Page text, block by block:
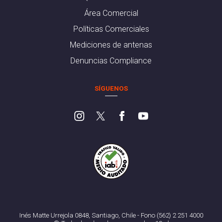
Área Comercial
Políticas Comerciales
Mediciones de antenas
Denuncias Compliance
SÍGUENOS
Inés Matte Urrejola 0848, Santiago, Chile - Fono (562) 2 251 4000